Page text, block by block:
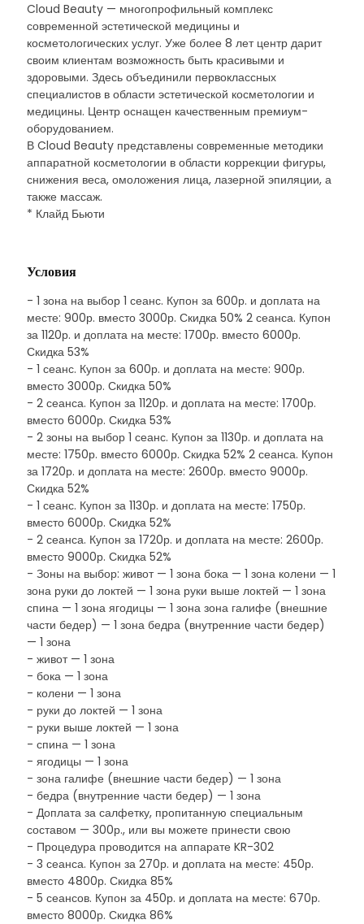
Cloud Beauty — многопрофильный комплекс
современной эстетической медицины и
косметологических услуг. Уже более 8 лет центр дарит
своим клиентам возможность быть красивыми и
здоровыми. Здесь объединили первоклассных
специалистов в области эстетической косметологии и
медицины. Центр оснащен качественным премиум-
оборудованием.
В Cloud Beauty представлены современные методики
аппаратной косметологии в области коррекции фигуры,
снижения веса, омоложения лица, лазерной эпиляции, а
также массаж.
* Клайд Бьюти
Условия
- 1 зона на выбор 1 сеанс. Купон за 600р. и доплата на
месте: 900р. вместо 3000р. Скидка 50% 2 сеанса. Купон
за 1120р. и доплата на месте: 1700р. вместо 6000р.
Скидка 53%
- 1 сеанс. Купон за 600р. и доплата на месте: 900р.
вместо 3000р. Скидка 50%
- 2 сеанса. Купон за 1120р. и доплата на месте: 1700р.
вместо 6000р. Скидка 53%
- 2 зоны на выбор 1 сеанс. Купон за 1130р. и доплата на
месте: 1750р. вместо 6000р. Скидка 52% 2 сеанса. Купон
за 1720р. и доплата на месте: 2600р. вместо 9000р.
Скидка 52%
- 1 сеанс. Купон за 1130р. и доплата на месте: 1750р.
вместо 6000р. Скидка 52%
- 2 сеанса. Купон за 1720р. и доплата на месте: 2600р.
вместо 9000р. Скидка 52%
- Зоны на выбор: живот — 1 зона бока — 1 зона колени — 1
зона руки до локтей — 1 зона руки выше локтей — 1 зона
спина — 1 зона ягодицы — 1 зона зона галифе (внешние
части бедер) — 1 зона бедра (внутренние части бедер)
— 1 зона
- живот — 1 зона
- бока — 1 зона
- колени — 1 зона
- руки до локтей — 1 зона
- руки выше локтей — 1 зона
- спина — 1 зона
- ягодицы — 1 зона
- зона галифе (внешние части бедер) — 1 зона
- бедра (внутренние части бедер) — 1 зона
- Доплата за салфетку, пропитанную специальным
составом — 300р., или вы можете принести свою
- Процедура проводится на аппарате KR-302
- 3 сеанса. Купон за 270р. и доплата на месте: 450р.
вместо 4800р. Скидка 85%
- 5 сеансов. Купон за 450р. и доплата на месте: 670р.
вместо 8000р. Скидка 86%